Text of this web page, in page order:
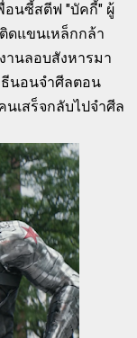
อนซี้สตีฟ "บัคกี้" ผู้
ดแขนเหล็กกล้า
านลอบสังหารมา
ธีนอนจำศีลตอน
เสร็จกลับไปจำศีล